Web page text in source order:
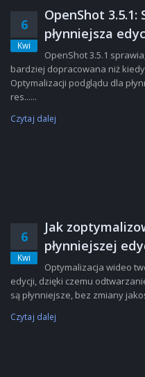
6
Kwi
OpenShot 3.5.1:
płynniejsza
OpenShot 3.5.1
bardziej dopracowana niż
Optymalizacji podglądu dla
res......
Czytaj dalej
6
Kwi
Jak
płynniejszej
Optymalizacja wideo
edycji, dzięki czemu
są płynniejsze, bez zmiany
Czytaj dalej